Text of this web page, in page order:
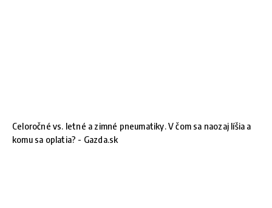
Celoročné vs. letné a zimné pneumatiky. V čom sa naozaj líšia a
komu sa oplatia? - Gazda.sk